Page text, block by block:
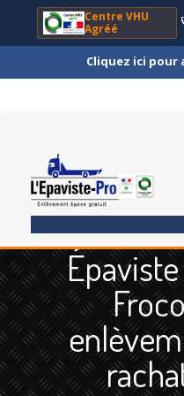
Centre VHU
Agréé
Cliquez ici pour
ENLÈVEMENTÉPAVE
Quoi ?
Scooteret Moto
Camion et Poids